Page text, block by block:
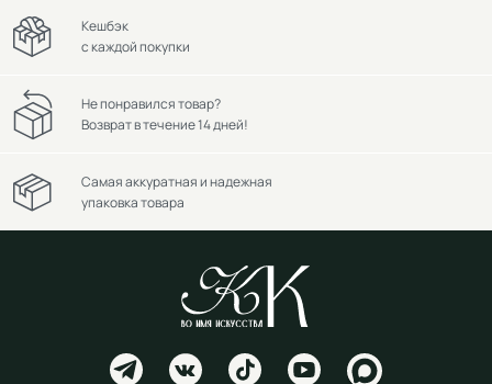
Кешбэк
с каждой покупки
Не понравился товар?
Возврат в течение 14 дней!
Самая аккуратная и надежная
упаковка товара